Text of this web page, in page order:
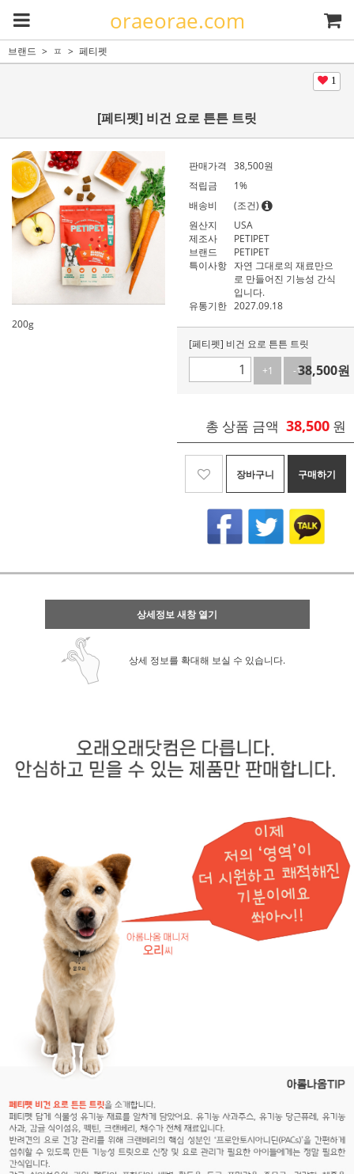
oraeorae.com
브랜드 ㅍ 페티펫
1
[페티펫] 비건 요로 튼튼 트릿
200g
판매가격 38,500원
적립금
1%
배송비
(조건)
원산지
USA
제조사
PETIPET
브랜드
PETIPET
특이사항 자연 그대로의 재료만으
로 만들어진 기능성 간식
입니다.
유통기한 2027.09.18
[페티펫] 비건 요로 튼튼 트릿
+1
-138,500원
총 상품 금액 38,500 원
장바구니 구매하기
상세정보 새창 열기
상세 정보를 확대해 보실 수 있습니다.